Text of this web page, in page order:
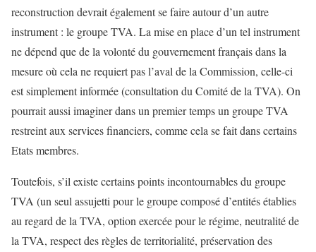
reconstruction devrait également se faire autour d’un autre
instrument : le groupe TVA. La mise en place d’un tel instrument
ne dépend que de la volonté du gouvernement français dans la
mesure où cela ne requiert pas l’aval de la Commission, celle-ci
est simplement informée (consultation du Comité de la TVA). On
pourrait aussi imaginer dans un premier temps un groupe TVA
restreint aux services financiers, comme cela se fait dans certains
Etats membres.
Toutefois, s’il existe certains points incontournables du groupe
TVA (un seul assujetti pour le groupe composé d’entités établies
au regard de la TVA, option exercée pour le régime, neutralité de
la TVA, respect des règles de territorialité, préservation des